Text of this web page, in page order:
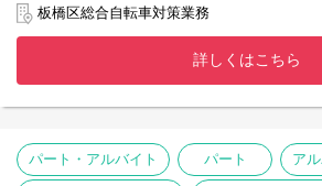
・自転車等の引き取り者への返還対応
・保管所の場内清掃 など
板橋区総合自転車対策業務
詳しくはこちら
パート・アルバイト パート ア